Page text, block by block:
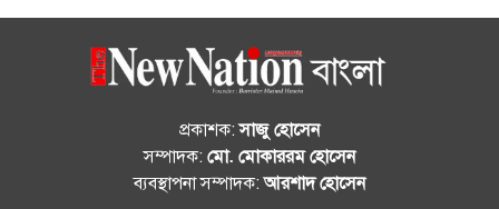
প্রকাশক:সাজু হোসেন
সম্পাদক: মো. মোকাররম হোসেন
ব্যবস্থাপনা সম্পাদক:আরশাদ হোসেন